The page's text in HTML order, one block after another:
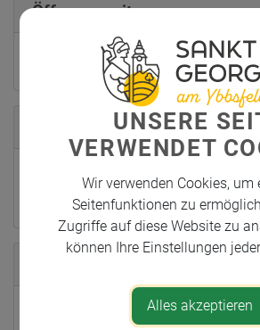
Öffnungszeiten
Kurstermine nach Vereinbarung
Geschäftsführer/
Ing. Christoph Humer
UNSERE
VERWENDET
Wir verwenden Cookies, um
Seitenfunktionen zu
Zugriffe auf diese Website zu
können Ihre Einstellungen
Alles akzeptieren